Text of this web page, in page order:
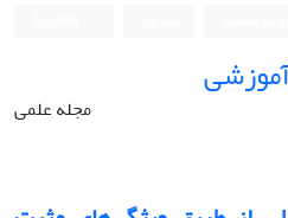
مجله علمی